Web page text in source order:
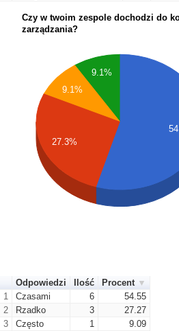
Czy w twoim zespole dochodzi do
zarządzania?
9.1%
9.1%
27.3%
Odpowiedzi Ilość
Procent
1
Czasami 6
54.55
2
Rzadko 3
27.27
3
Często 1
9.09